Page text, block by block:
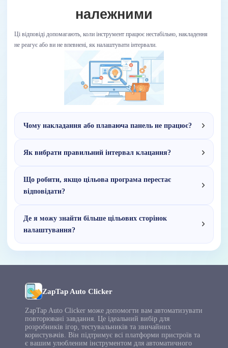
належними
Ці відповіді допомагають, коли інструмент працює нестабільно, накладення
не реагує або ви не впевнені, як налаштувати інтервали.
Чому накладання або плаваюча панель не працює?
Як вибрати правильний інтервал клацання?
Що робити, якщо цільова програма перестає
відповідати?
Де я можу знайти більше цільових сторінок
налаштування?
ZapTap Auto Clicker
ZapTap Auto Clicker може допомогти вам автоматизувати
повторювані завдання. Це ідеальний вибір для
розробників ігор, тестувальників та звичайних
користувачів. Він підтримує всі платформи пристроїв та
є вашим улюбленим інструментом для автоматичного